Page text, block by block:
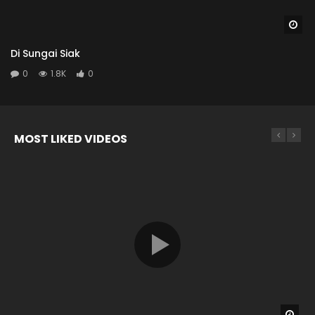
Di Sungai Siak
0 1.8K 0
MOST LIKED VIDEOS